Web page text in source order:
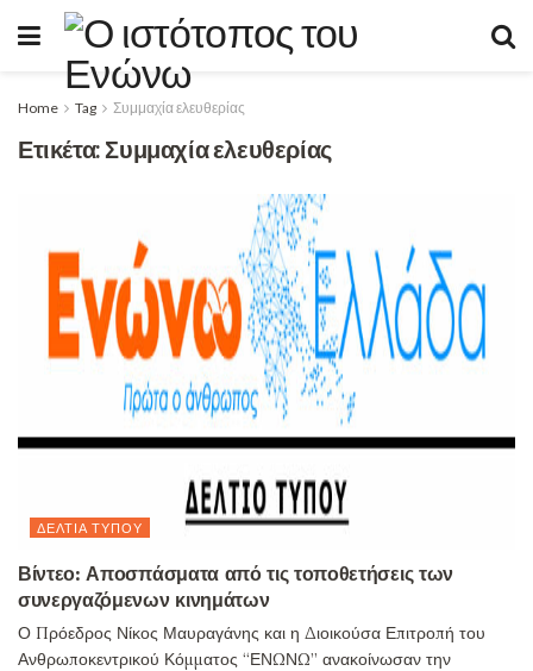
Home Tag Συμμαχία ελευθερίας
Ετικέτα:Συμμαχία ελευθερίας
ΔΕΛΤΊΑ ΤΎΠΟΥ
Βίντεο: Αποσπάσματα από τις τοποθετήσεις των
συνεργαζόμενων κινημάτων
Ο Πρόεδρος Νίκος Μαυραγάνης και η Διοικούσα Επιτροπή του
Ανθρωποκεντρικού Κόμματος “ΕΝΩΝΩ” ανακοίνωσαν την